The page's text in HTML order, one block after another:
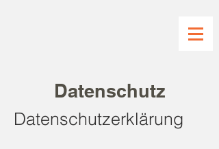
Datenschutz
Datenschutzerklärung